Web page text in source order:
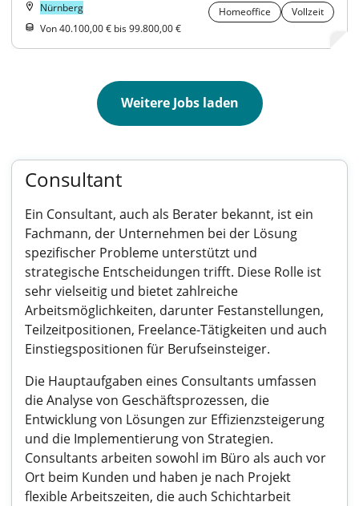
Nürnberg Homeoffice
Vollzeit
Von 40.100,00 € bis 99.800,00 €
Weitere Jobs laden
Consultant
Ein Consultant, auch als Berater bekannt, ist ein
Fachmann, der Unternehmen bei der Lösung
spezifischer Probleme unterstützt und
strategische Entscheidungen trifft. Diese Rolle ist
sehr vielseitig und bietet zahlreiche
Arbeitsmöglichkeiten, darunter Festanstellungen,
Teilzeitpositionen, Freelance-Tätigkeiten und auch
Einstiegspositionen für Berufseinsteiger.
Die Hauptaufgaben eines Consultants umfassen
die Analyse von Geschäftsprozessen, die
Entwicklung von Lösungen zur Effizienzsteigerung
und die Implementierung von Strategien.
Consultants arbeiten sowohl im Büro als auch vor
Ort beim Kunden und haben je nach Projekt
flexible Arbeitszeiten, die auch Schichtarbeit